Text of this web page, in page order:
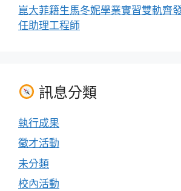
崑大菲籍生馬冬妮學業實習雙軌
任助理工程師
訊息分類
執行成果
徵才活動
未分類
校內活動